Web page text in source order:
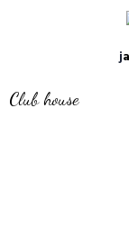
j
Club house